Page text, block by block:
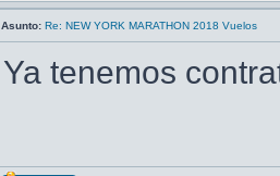
Asunto: Re: NEW YORK MARATHON 2018 Vuelos
Ya tenemos